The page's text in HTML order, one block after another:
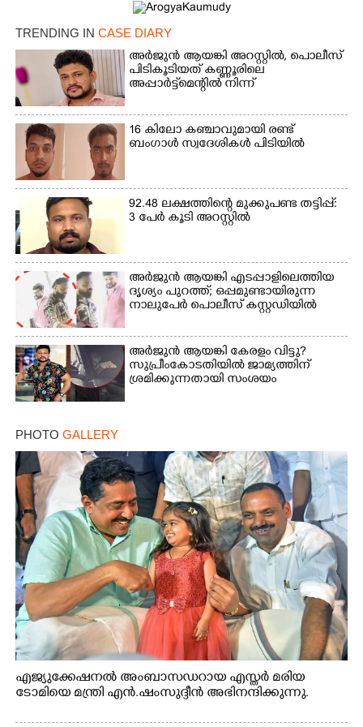
TRENDING IN CASE DIARY
അർജുൻ ആയങ്കി അറസ്റ്റിൽ, പൊലീസ്
പിടികൂടിയത് കണ്ണൂരിലെ
അപ്പാർട്ട്‌മെന്റിൽ നിന്ന്
16 കിലോ കഞ്ചാവുമായി രണ്ട്
ബംഗാൾ സ്വദേശികൾ പിടിയിൽ
92.48 ലക്ഷത്തിന്റെ മുക്കുപണ്ട തട്ടിപ്പ്:
3 പേർ കൂടി അറസ്റ്റിൽ
അർജുൻ ആയങ്കി എടപ്പാളിലെത്തിയ
ദൃശ്യം പുറത്ത്; ഒപ്പമുണ്ടായിരുന്ന
നാലുപേർ പൊലീസ് കസ്റ്റഡിയിൽ
അർജുൻ ആയങ്കി കേരളം വിട്ടു?
സുപ്രീംകോടതിയിൽ ജാമ്യത്തിന്
ശ്രമിക്കുന്നതായി സംശയം
PHOTO GALLERY
എജ്യുക്കേഷനൽ അംബാസഡറായ എസ്തർ മരിയ
ടോമിയെ മന്ത്രി എൻ.ഷംസുദ്ദീൻ അഭിനന്ദിക്കുന്നു.
Copy Link